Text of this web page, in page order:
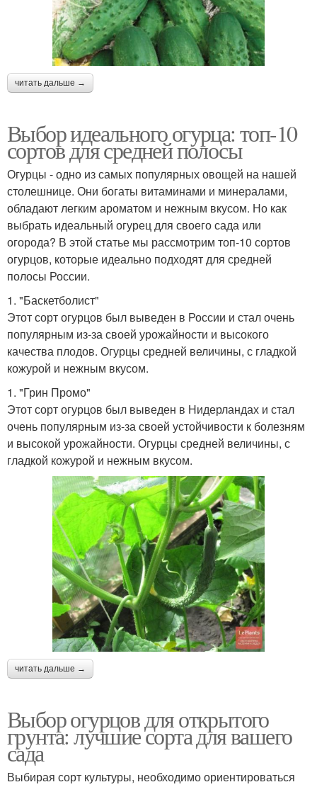
читать дальше →
Выбор идеального огурца: топ-10
сортов для средней полосы
Огурцы - одно из самых популярных овощей на нашей
столешнице. Они богаты витаминами и минералами,
обладают легким ароматом и нежным вкусом. Но как
выбрать идеальный огурец для своего сада или
огорода? В этой статье мы рассмотрим топ-10 сортов
огурцов, которые идеально подходят для средней
полосы России.
1. "Баскетболист"
Этот сорт огурцов был выведен в России и стал очень
популярным из-за своей урожайности и высокого
качества плодов. Огурцы средней величины, с гладкой
кожурой и нежным вкусом.
1. "Грин Промо"
Этот сорт огурцов был выведен в Нидерландах и стал
очень популярным из-за своей устойчивости к болезням
и высокой урожайности. Огурцы средней величины, с
гладкой кожурой и нежным вкусом.
читать дальше →
Выбор огурцов для открытого
грунта: лучшие сорта для вашего
сада
Выбирая сорт культуры, необходимо ориентироваться